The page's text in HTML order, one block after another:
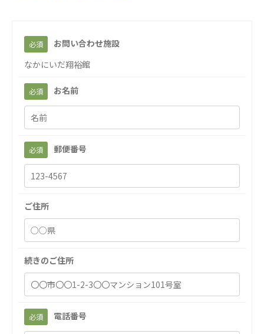
株式会社 爽やかな風九州
爽やかな風九州
せきれい
医療（共に生きる仲間達）
医療法人社団 美翔会
聖心美容クリニック
S-Labo（渋谷院）
医療法人 共生会
松園病院介護医療院
松園第二病院
複合ケアセンターまつぞの
医療法人社団 鴻愛会
こうのす共生病院
必須
お問い合わせ施設
なかにいだ翔裕館
必須 お名前
必須 郵便番号
ご住所
続きのご住所
必須 電話番号